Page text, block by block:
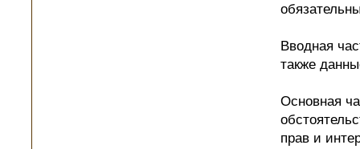
Вводная
также
Основная
прав и